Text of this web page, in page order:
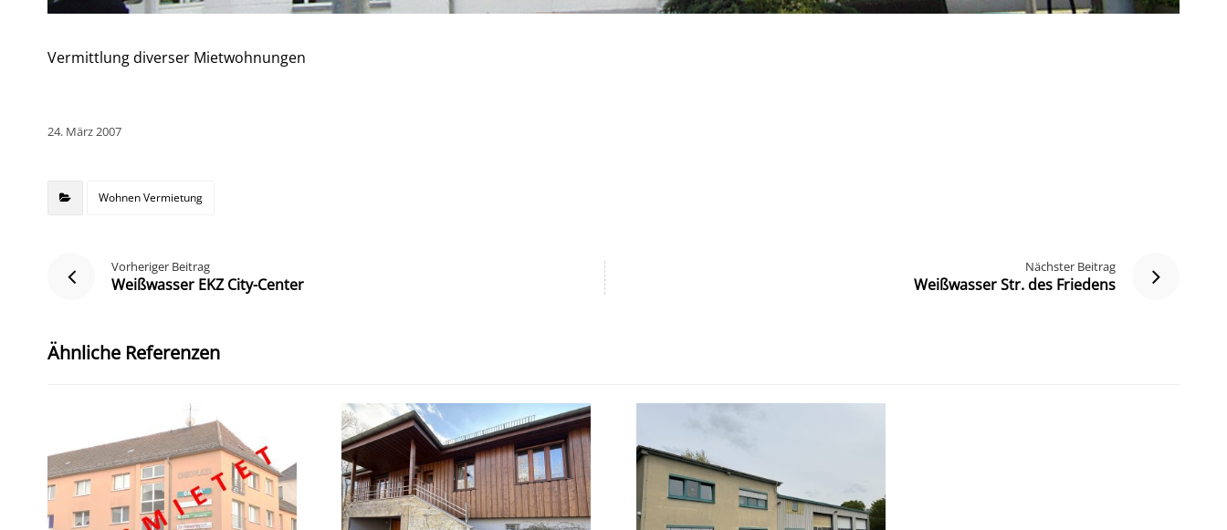
Vermittlung diverser Mietwohnungen
24. März 2007
Wohnen Vermietung
Vorheriger Beitrag
Weißwasser EKZ City-Center
Nächster Beitrag
Weißwasser Str. des Friedens
Ähnliche Referenzen